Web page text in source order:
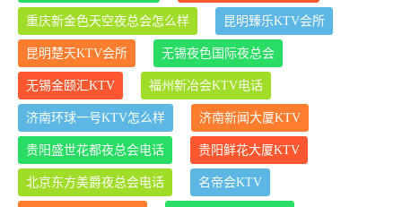
重庆新金色天空夜总会怎么样 昆明臻乐KTV会所
昆明楚天KTV会所 无锡夜色国际夜总会
无锡金颐汇KTV 福州新冶会KTV电话
济南环球一号KTV怎么样 济南新闻大厦KTV
贵阳盛世花都夜总会电话 贵阳鲜花大厦KTV
北京东方美爵夜总会电话 名帝会KTV